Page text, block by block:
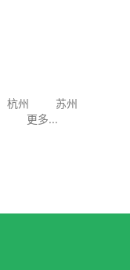
杭州
苏州
更多...